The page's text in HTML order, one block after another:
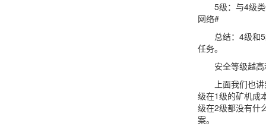
5级：与4级类
网络#
总结：4级和5
任务。
安全等级越高
上面我们也讲
级在1级的矿机成
级在2级都没有什
案。